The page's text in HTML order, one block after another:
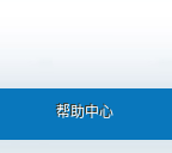
帮助中心